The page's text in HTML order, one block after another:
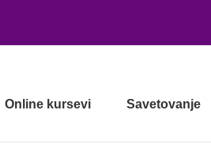
Online kursevi Savetovanje